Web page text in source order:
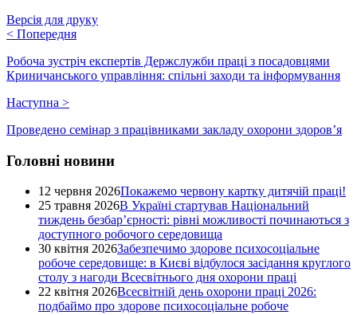
Версія для друку
< Попередня
Робоча зустріч експертів Держслужби праці з посадовцями
Криничанського управління: спільні заходи та інформування
Наступна >
Проведено семінар з працівниками закладу охорони здоров’я
Головні новини
12 червня 2026Покажемо червону картку дитячій праці!
25 травня 2026В Україні стартував Національний
тиждень безбар’єрності: рівні можливості починаються з
доступного робочого середовища
30 квітня 2026Забезпечимо здорове психосоціальне
робоче середовище: в Києві відбулося засідання круглого
столу з нагоди Всесвітнього дня охорони праці
22 квітня 2026Всесвітній день охорони праці 2026:
подбаймо про здорове психосоціальне робоче